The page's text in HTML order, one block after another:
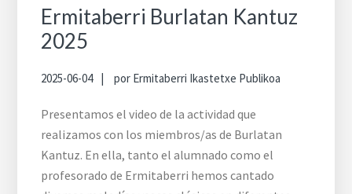
Ermitaberri Burlatan Kantuz
2025
2025-06-04 por Ermitaberri Ikastetxe Publikoa
Presentamos el video de la actividad que
realizamos con los miembros/as de Burlatan
Kantuz. En ella, tanto el alumnado como el
profesorado de Ermitaberri hemos cantado